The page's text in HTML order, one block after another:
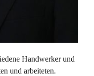
Handwerker und
und arbeiteten.